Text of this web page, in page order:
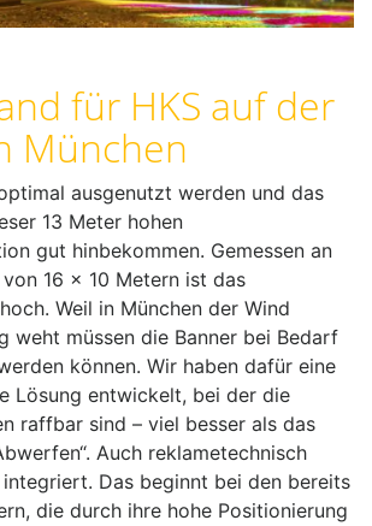
für HKS auf der
München
ausgenutzt werden und das
13 Meter hohen
gut hinbekommen. Gemessen an
16 x 10 Metern ist das
Weil in München der Wind
weht müssen die Banner bei Bedarf
können. Wir haben dafür eine
Lösung entwickelt, bei der die
raffbar sind – viel besser als das
Auch reklametechnisch
Das beginnt bei den bereits
die durch ihre hohe Positionierung